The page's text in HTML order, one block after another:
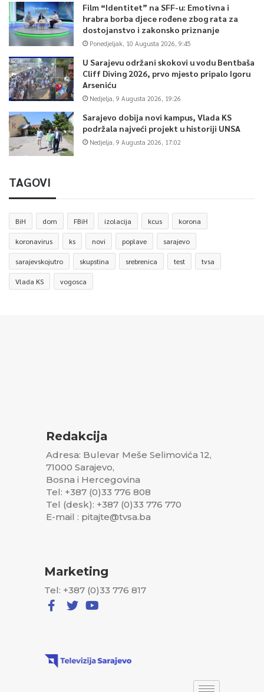
Film “Identitet” na SFF-u: Emotivna i
hrabra borba djece rođene zbog rata za
dostojanstvo i zakonsko priznanje
Ponedjeljak, 10 Augusta 2026, 9:45
U Sarajevu održani skokovi u vodu Bentbaša
Cliff Diving 2026, prvo mjesto pripalo Igoru
Arseniću
Nedjelja, 9 Augusta 2026, 19:26
Sarajevo dobija novi kampus, Vlada KS
podržala najveći projekt u historiji UNSA
Nedjelja, 9 Augusta 2026, 17:02
TAGOVI
BiH dom FBiH izolacija kcus korona
koronavirus ks novi poplave sarajevo
sarajevskojutro skupstina srebrenica test tvsa
Vlada KS vogosca
Redakcija
Adresa: Bulevar Meše Selimovića 12,
71000 Sarajevo,
Bosna i Hercegovina
Tel: +387 (0)33 776 808
Tel (desk): +387 (0)33 776 770
E-mail : pitajte@tvsa.ba
Marketing
Tel: +387 (0)33 776 817